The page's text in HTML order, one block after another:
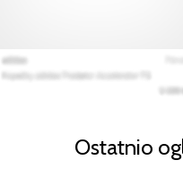
Ostatnio